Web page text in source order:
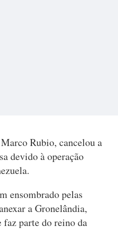
Rubio, cancelou a
devido à operação
ensombrado pelas
a Gronelândia,
parte do reino da